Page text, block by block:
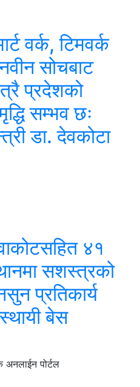
वर्क, टिमवर्क
सोचबाट
प्रदेशको
सम्भव छः
डा. देवकोटा
४१
सशस्त्रको
प्रतिकार्य
बेस
अनलाईन पोर्टल